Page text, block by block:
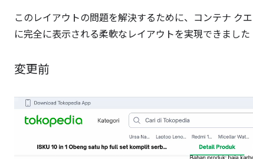
このレイアウトの問題を解決するために、コンテナ ク
に完全に表示される柔軟なレイアウトを実現できまし
変更前